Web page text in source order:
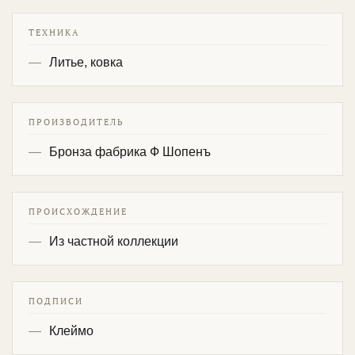
ТЕХНИКА
Литье, ковка
ПРОИЗВОДИТЕЛЬ
Бронза фабрика Ф Шопенъ
ПРОИСХОЖДЕНИЕ
Из частной коллекции
ПОДПИСИ
Клеймо